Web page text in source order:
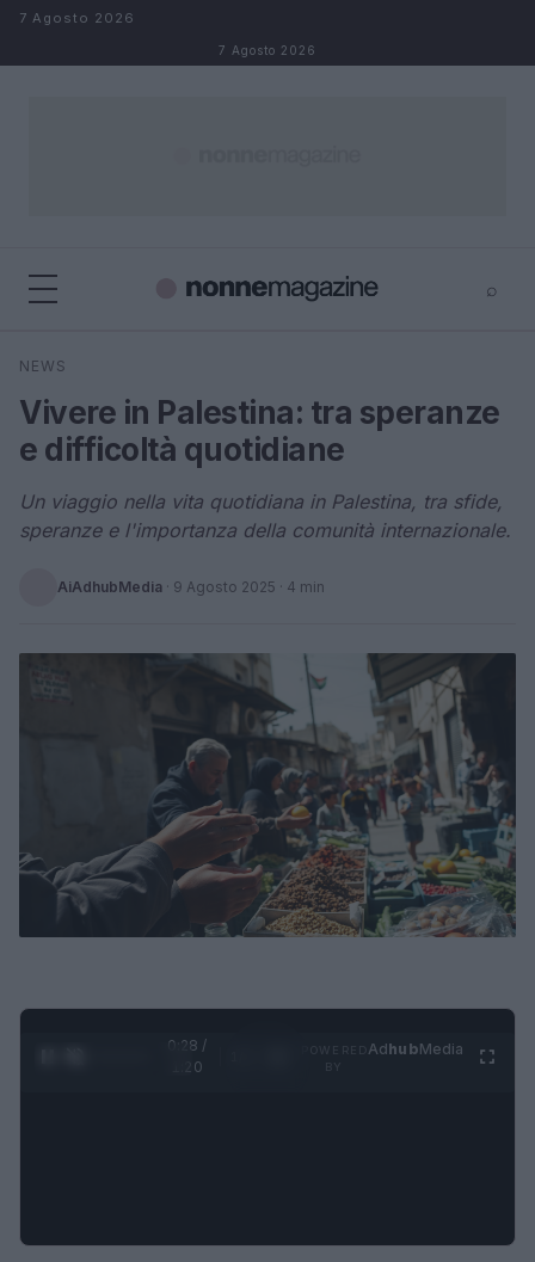
Salta al contenuto
7 Agosto 2026
7 Agosto 2026
⌕
Cerca
NEWS
Vivere in Palestina: tra speranze
e difficoltà quotidiane
Un viaggio nella vita quotidiana in Palestina, tra sfide,
speranze e l'importanza della comunità internazionale.
AiAdhubMedia · 9 Agosto 2025 · 4 min
0:28 /
1:20
AdhubMedia